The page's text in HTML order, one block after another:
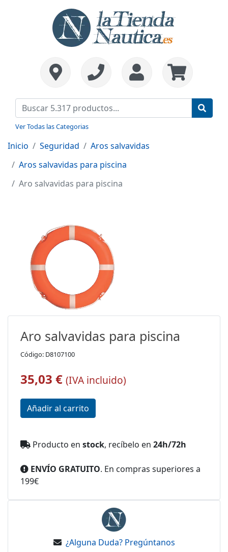
Ver Todas las Categorias
Inicio Seguridad
Aros salvavidas
Aros salvavidas para piscina
Aro salvavidas para piscina
Aro salvavidas para piscina
Código: D8107100
35,03 € (IVA incluido)
Producto en stock, recíbelo en 24h/72h
ENVÍO GRATUITO. En compras superiores a
199€
¿Alguna Duda? Pregúntanos